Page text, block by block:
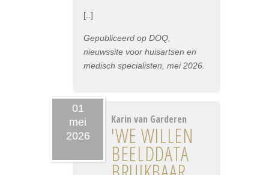
[..]
Gepubliceerd op DOQ,
nieuwssite voor huisartsen en
medisch specialisten, mei 2026.
01
mei
2026
Karin van Garderen
'WE WILLEN
BEELDDATA